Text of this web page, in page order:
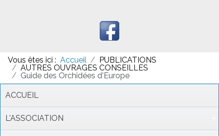
Vous êtes ici : Accueil
PUBLICATIONS
AUTRES OUVRAGES CONSEILLES
Guide des Orchidées d'Europe
ACCUEIL
L'ASSOCIATION